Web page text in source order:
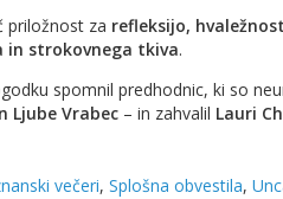
priložnost za refleksijo,
in strokovnega tkiva.
spomnil predhodnic, ki so
Ljube Vrabec – in zahvalil Lauri
večeri, Splošna obvestila,